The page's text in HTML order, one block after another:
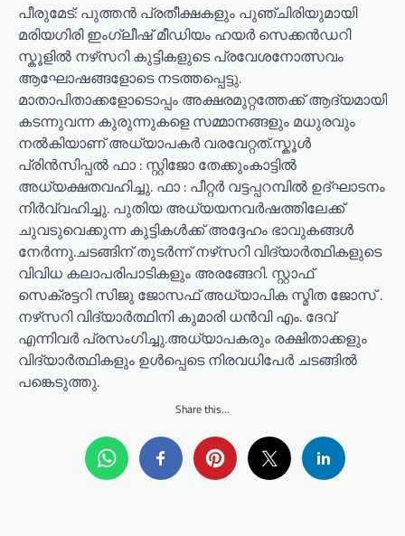
പീരുമേട്: പുത്തൻ പ്രതീക്ഷകളും പുഞ്ചിരിയുമായി
മരിയഗിരി ഇംഗ്ലീഷ് മീഡിയം ഹയർ സെക്കൻഡറി
സ്കൂളിൽ നഴ്‌സറി കുട്ടികളുടെ പ്രവേശനോത്സവം
ആഘോഷങ്ങളോടെ നടത്തപ്പെട്ടു.
മാതാപിതാക്കളോടൊപ്പം അക്ഷരമുറ്റത്തേക്ക് ആദ്യമായി
കടന്നുവന്ന കുരുന്നുകളെ സമ്മാനങ്ങളും മധുരവും
നൽകിയാണ് അധ്യാപകർ വരവേറ്റത്.സ്കൂൾ
പ്രിൻസിപ്പൽ ഫാ : സ്റ്റിജോ തേക്കുംകാട്ടിൽ
അധ്യക്ഷതവഹിച്ചു. ഫാ : പീറ്റർ വട്ടപ്പറമ്പിൽ ഉദ്ഘാടനം
നിർവ്വഹിച്ചു. പുതിയ അധ്യയനവർഷത്തിലേക്ക്
ചുവടുവെക്കുന്ന കുട്ടികൾക്ക് അദ്ദേഹം ഭാവുകങ്ങൾ
നേർന്നു.ചടങ്ങിന് തുടർന്ന് നഴ്‌സറി വിദ്യാർത്ഥികളുടെ
വിവിധ കലാപരിപാടികളും അരങ്ങേറി. സ്റ്റാഫ്
സെക്രട്ടറി സിജു ജോസഫ് അധ്യാപിക സ്മിത ജോസ് .
നഴ്‌സറി വിദ്യാർത്ഥിനി കുമാരി ധൻവി എം. ദേവ്
എന്നിവർ പ്രസംഗിച്ചു.അധ്യാപകരും രക്ഷിതാക്കളും
വിദ്യാർത്ഥികളും ഉൾപ്പെടെ നിരവധിപേർ ചടങ്ങിൽ
പങ്കെടുത്തു.
Share this...